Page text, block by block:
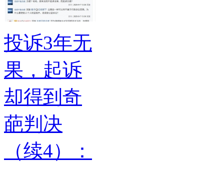
投诉3年无
果，起诉
却得到奇
葩判决
（续4）：